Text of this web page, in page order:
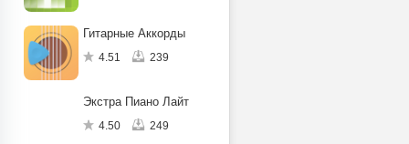
Гитарные Аккорды
4.51 239
Экстра Пиано Лайт
4.50 249